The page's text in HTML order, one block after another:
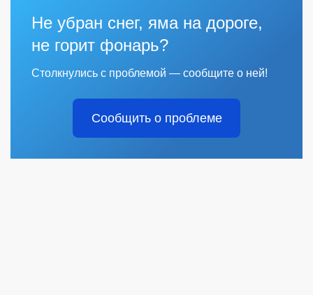
Не убран снег, яма на дороге,
не горит фонарь?
Столкнулись с проблемой — сообщите о ней!
Сообщить о проблеме